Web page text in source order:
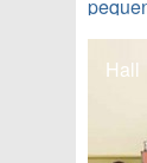
Hall